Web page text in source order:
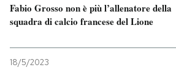
Fabio Grosso non è più l’allenatore della
squadra di calcio francese del Lione
18/5/2023